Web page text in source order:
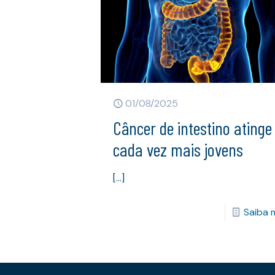
01/08/2025
Câncer de intestino atinge
cada vez mais jovens
[…]
Saiba